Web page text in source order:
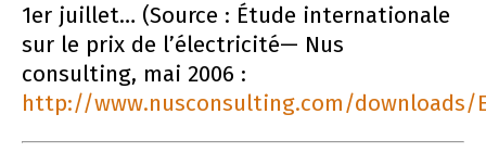
1er juillet… (Source : Étude internationale
sur le prix de l’électricité— Nus
consulting, mai 2006 :
http://www.nusconsulting.com/downloads/